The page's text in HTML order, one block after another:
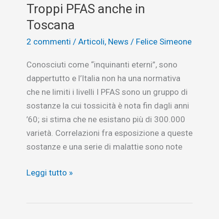
Troppi PFAS anche in
Toscana
2 commenti / Articoli, News / Felice Simeone
Conosciuti come “inquinanti eterni”, sono
dappertutto e l’Italia non ha una normativa
che ne limiti i livelli I PFAS sono un gruppo di
sostanze la cui tossicità è nota fin dagli anni
’60; si stima che ne esistano più di 300.000
varietà. Correlazioni fra esposizione a queste
sostanze e una serie di malattie sono note
Troppi
Leggi tutto »